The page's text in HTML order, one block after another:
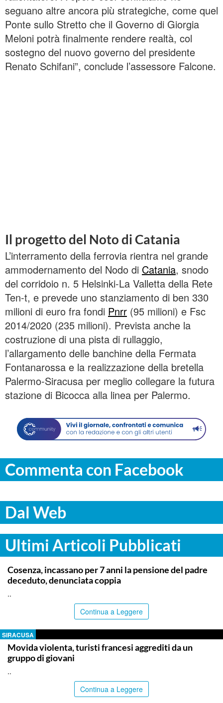
seguano altre ancora più strategiche, come quel
Ponte sullo Stretto che il Governo di Giorgia
Meloni potrà finalmente rendere realtà, col
sostegno del nuovo governo del presidente
Renato Schifani”, conclude l’assessore Falcone.
Il progetto del Noto di Catania
L’interramento della ferrovia rientra nel grande
ammodernamento del Nodo di Catania, snodo
del corridoio n. 5 Helsinki-La Valletta della Rete
Ten-t, e prevede uno stanziamento di ben 330
milioni di euro fra fondi Pnrr (95 milioni) e Fsc
2014/2020 (235 milioni). Prevista anche la
costruzione di una pista di rullaggio,
l’allargamento delle banchine della Fermata
Fontanarossa e la realizzazione della bretella
Palermo-Siracusa per meglio collegare la futura
stazione di Bicocca alla linea per Palermo.
Commenta con Facebook
Dal Web
Ultimi Articoli Pubblicati
ITALPRESS
Cosenza, incassano per 7 anni la pensione del padre
deceduto, denunciata coppia
..
Continua a Leggere
SIRACUSA
Movida violenta, turisti francesi aggrediti da un
gruppo di giovani
..
Continua a Leggere